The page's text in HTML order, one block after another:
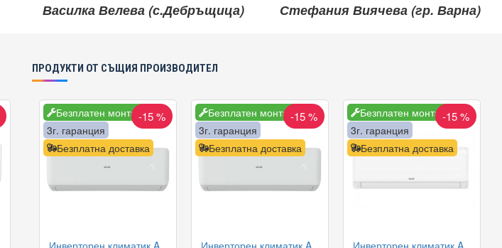
Василка Велева (с.Дебръщица) Стефания Виячева (гр. Варна)
ПРОДУКТИ ОТ СЪЩИЯ ПРОИЗВОДИТЕЛ
Безплатен монтаж
Безплатна доставка
3г. гаранция
-15 % Безплатен монтаж
Безплатна доставка
3г. гаранция
-15 %
Инверторен климатик AUX ASW-H09B5A4/FAR3DI-C0 Freedom, 9000 BTU, Клас A++
Безплатен монтаж
Безплатна доставка
3г. гаранция
-15 %
Инверторен климатик AUX ASW-H09B5A4/QDR3DI-C0 Neo, 9000 BTU, Клас A++